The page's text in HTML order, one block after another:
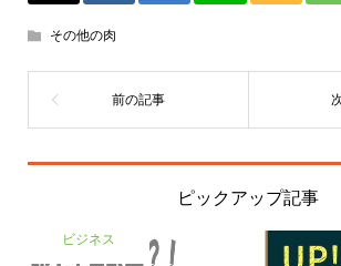
その他の肉
ピックアップ記事
ビジネス